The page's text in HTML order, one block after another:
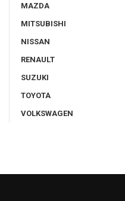
MAZDA
MITSUBISHI
NISSAN
RENAULT
SUZUKI
TOYOTA
VOLKSWAGEN